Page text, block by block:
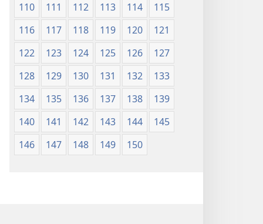
110
111 112 113 114
115
116
117 118 119 120
121
122
123 124 125 126
127
128
129 130 131 132
133
134
135 136 137 138
139
140
141 142 143 144
145
146
147 148 149 150